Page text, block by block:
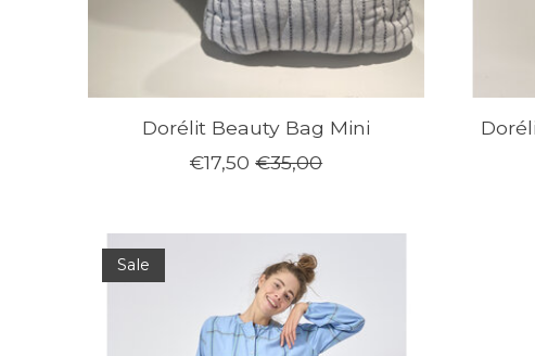
Dorélit Beauty Bag Mini
€17,50 €35,00
Sale